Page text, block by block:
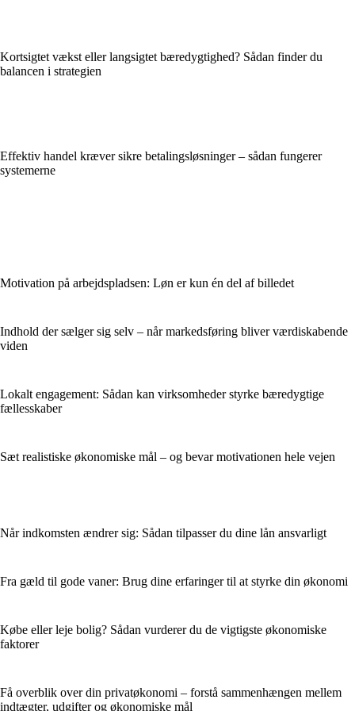
Kortsigtet vækst eller langsigtet bæredygtighed? Sådan finder du
balancen i strategien
Effektiv handel kræver sikre betalingsløsninger – sådan fungerer
systemerne
Motivation på arbejdspladsen: Løn er kun én del af billedet
Indhold der sælger sig selv – når markedsføring bliver værdiskabende
viden
Lokalt engagement: Sådan kan virksomheder styrke bæredygtige
fællesskaber
Sæt realistiske økonomiske mål – og bevar motivationen hele vejen
Når indkomsten ændrer sig: Sådan tilpasser du dine lån ansvarligt
Fra gæld til gode vaner: Brug dine erfaringer til at styrke din økonomi
Købe eller leje bolig? Sådan vurderer du de vigtigste økonomiske
faktorer
Få overblik over din privatøkonomi – forstå sammenhængen mellem
indtægter, udgifter og økonomiske mål